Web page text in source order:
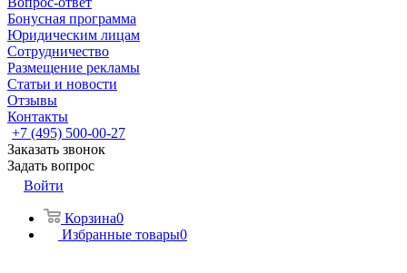
Бонусная программа
Юридическим лицам
Сотрудничество
Размещение рекламы
Статьи и новости
Отзывы
Контакты
+7 (495) 500-00-27
Заказать звонок
Задать вопрос
Войти
Корзина0
Избранные товары0